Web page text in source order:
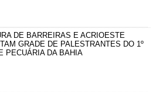
DE BARREIRAS E ACRIOESTE
GRADE DE PALESTRANTES DO 1º
PECUÁRIA DA BAHIA